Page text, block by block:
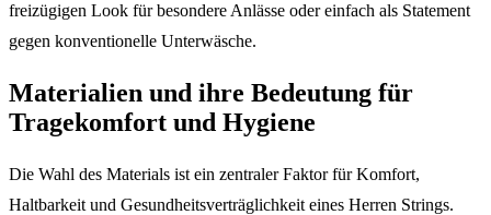
freizügigen Look für besondere Anlässe oder einfach als Statement
gegen konventionelle Unterwäsche.
Materialien und ihre Bedeutung für
Tragekomfort und Hygiene
Die Wahl des Materials ist ein zentraler Faktor für Komfort,
Haltbarkeit und Gesundheitsverträglichkeit eines Herren Strings.